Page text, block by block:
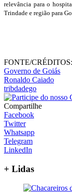
relevância para o
Trindade e região para
FONTE/CRÉDITOS:
Governo de Goiás
Ronaldo Caiado
tribdadego
Compartilhe
Facebook
Twitter
Whatsapp
Telegram
LinkedIn
+ Lidas